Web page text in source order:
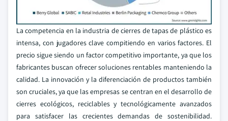
La competencia en la industria de cierres de tapas de plástico es
intensa, con jugadores clave compitiendo en varios factores. El
precio sigue siendo un factor competitivo importante, ya que los
fabricantes buscan ofrecer soluciones rentables manteniendo la
calidad. La innovación y la diferenciación de productos también
son cruciales, ya que las empresas se centran en el desarrollo de
cierres ecológicos, reciclables y tecnológicamente avanzados
para satisfacer las crecientes demandas de sostenibilidad.